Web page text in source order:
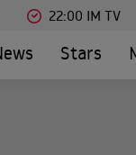
22:00 IM TV
Stars